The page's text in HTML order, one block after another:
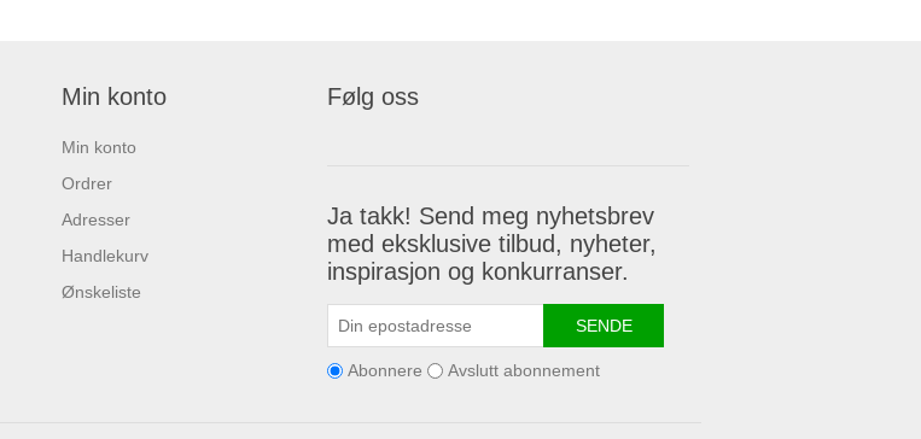
Min konto
Min konto
Ordrer
Adresser
Handlekurv
Ønskeliste
Følg oss
Ja takk! Send meg nyhetsbrev
med eksklusive tilbud, nyheter,
inspirasjon og konkurranser.
SENDE
Abonnere Avslutt abonnement